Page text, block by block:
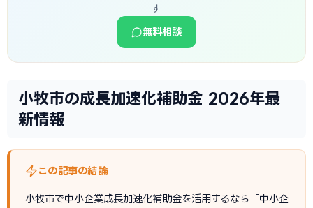
す
無料相談
小牧市の成長加速化補助金 2026年最
新情報
この記事の結論
小牧市で中小企業成長加速化補助金を活用するなら「中小企